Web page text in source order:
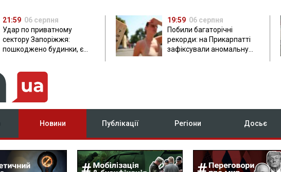
21:59 06 серпня
Удар по приватному
сектору Запоріжжя:
пошкоджено будинки, є
19:59 06 серпня
Побили багаторічні
рекорди: на Прикарпатті
зафіксували аномальну
Новини Публікації Регіони Досьє